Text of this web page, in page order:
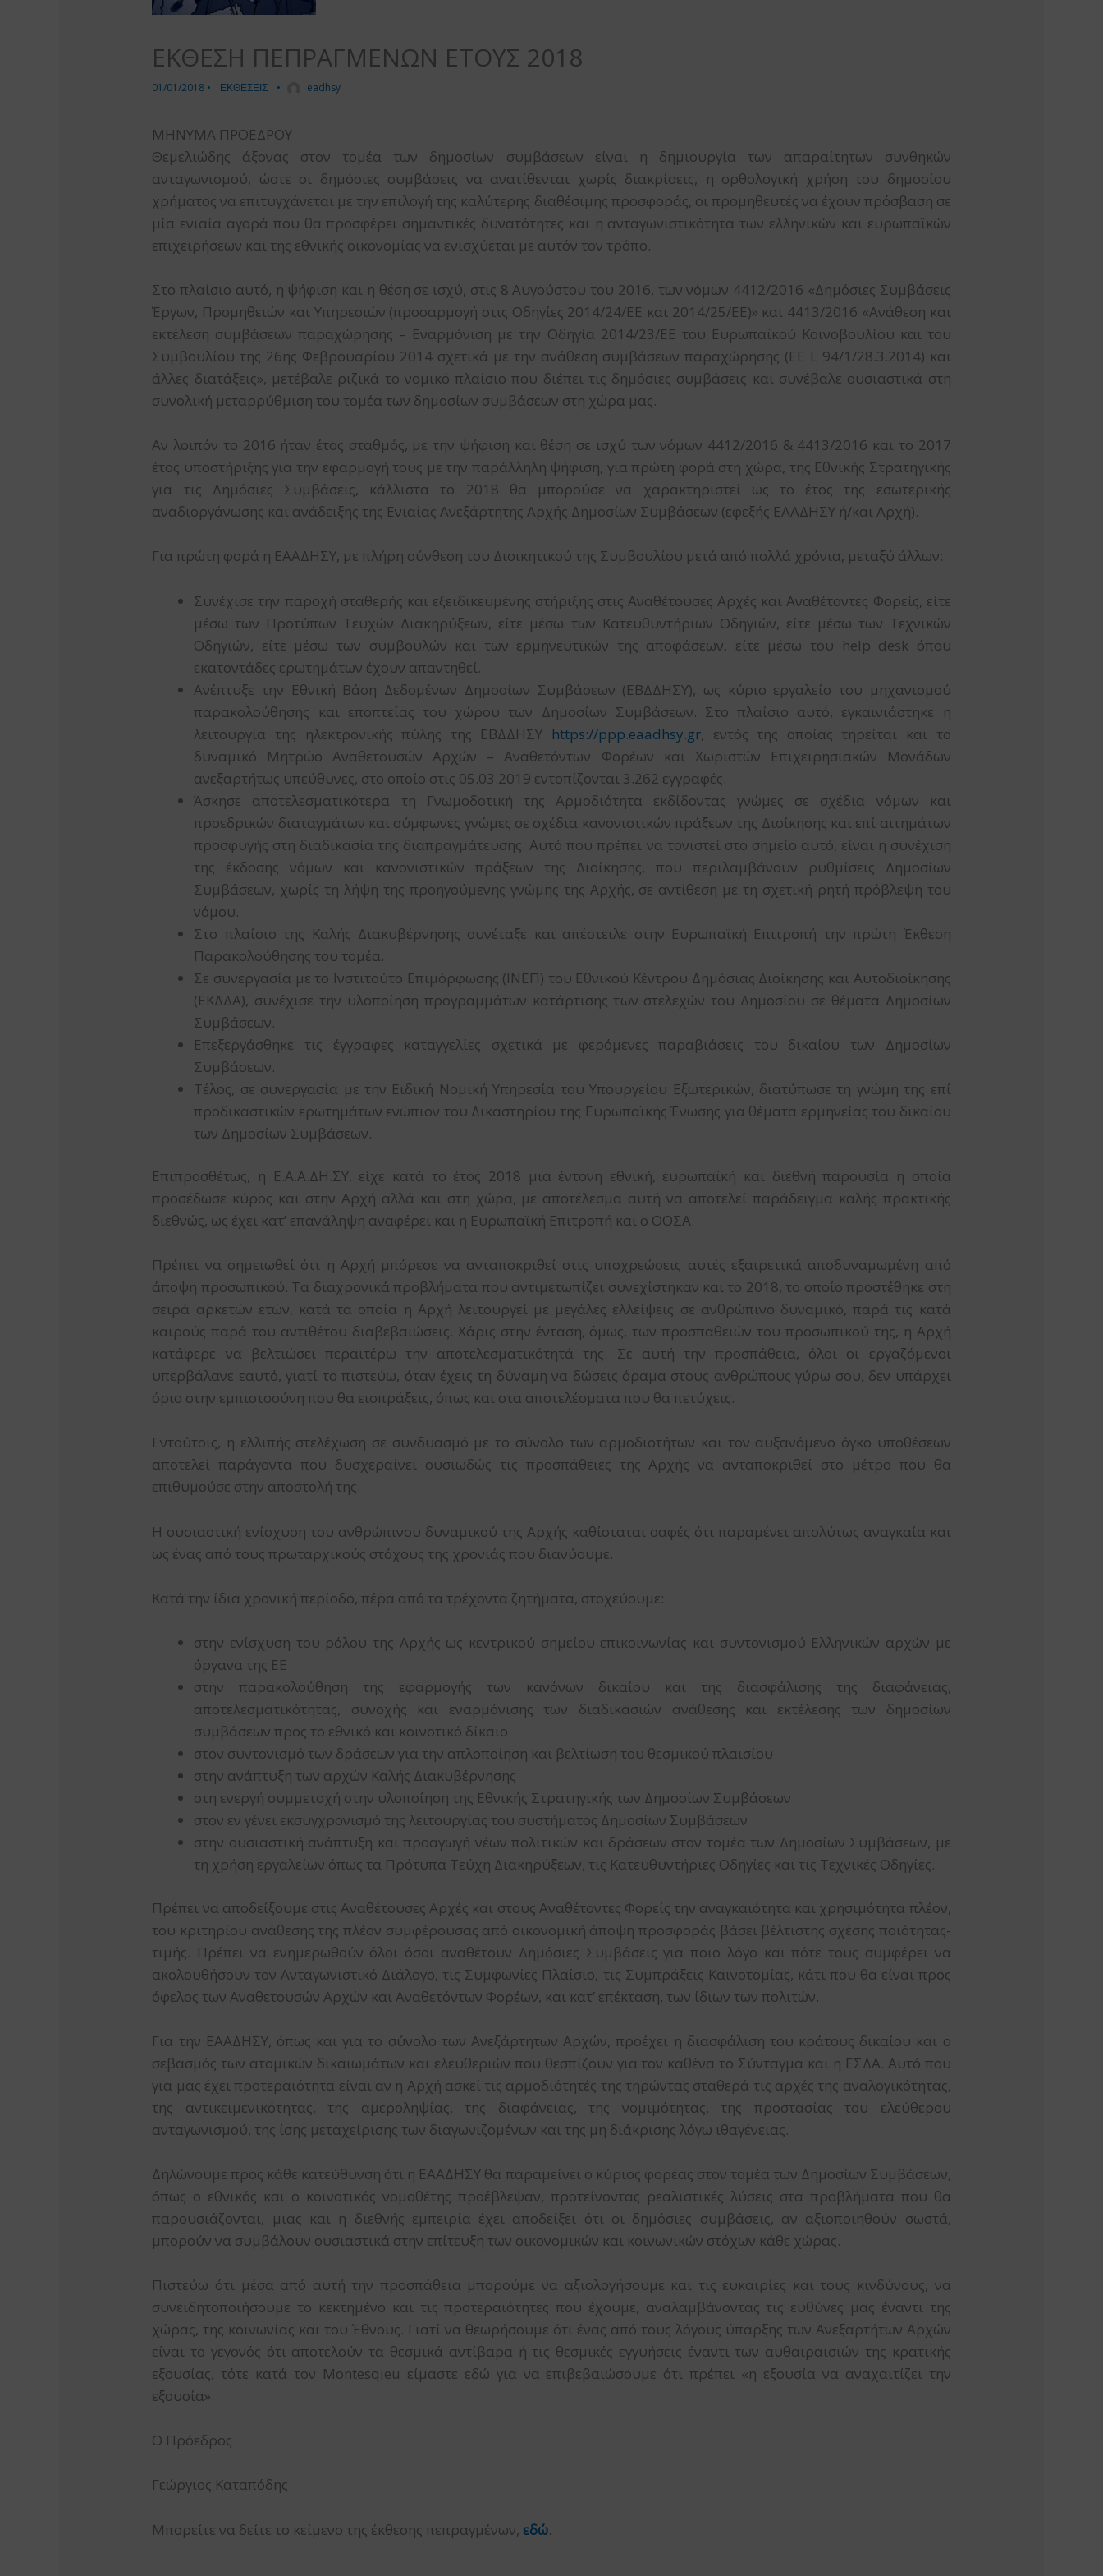
ΕΚΘΕΣΗ ΠΕΠΡΑΓΜΕΝΩΝ ΕΤΟΥΣ 2018
01/01/2018 • ΕΚΘΕΣΕΙΣ • eadhsy
ΜΗΝΥΜΑ ΠΡΟΕΔΡΟΥ
Θεμελιώδης άξονας στον τομέα των δημοσίων συμβάσεων είναι η δημιουργία των απαραίτητων συνθηκών
ανταγωνισμού, ώστε οι δημόσιες συμβάσεις να ανατίθενται χωρίς διακρίσεις, η ορθολογική χρήση του δημοσίου
χρήματος να επιτυγχάνεται με την επιλογή της καλύτερης διαθέσιμης προσφοράς, οι προμηθευτές να έχουν πρόσβαση σε
μία ενιαία αγορά που θα προσφέρει σημαντικές δυνατότητες και η ανταγωνιστικότητα των ελληνικών και ευρωπαϊκών
επιχειρήσεων και της εθνικής οικονομίας να ενισχύεται με αυτόν τον τρόπο.
Στο πλαίσιο αυτό, η ψήφιση και η θέση σε ισχύ, στις 8 Αυγούστου του 2016, των νόμων 4412/2016 «Δημόσιες Συμβάσεις
Έργων, Προμηθειών και Υπηρεσιών (προσαρμογή στις Οδηγίες 2014/24/ΕΕ και 2014/25/ΕΕ)» και 4413/2016 «Ανάθεση και
εκτέλεση συμβάσεων παραχώρησης – Εναρμόνιση με την Οδηγία 2014/23/ΕΕ του Ευρωπαϊκού Κοινοβουλίου και του
Συμβουλίου της 26ης Φεβρουαρίου 2014 σχετικά με την ανάθεση συμβάσεων παραχώρησης (EE L 94/1/28.3.2014) και
άλλες διατάξεις», μετέβαλε ριζικά το νομικό πλαίσιο που διέπει τις δημόσιες συμβάσεις και συνέβαλε ουσιαστικά στη
συνολική μεταρρύθμιση του τομέα των δημοσίων συμβάσεων στη χώρα μας.
Αν λοιπόν το 2016 ήταν έτος σταθμός, με την ψήφιση και θέση σε ισχύ των νόμων 4412/2016 & 4413/2016 και το 2017
έτος υποστήριξης για την εφαρμογή τους με την παράλληλη ψήφιση, για πρώτη φορά στη χώρα, της Εθνικής Στρατηγικής
για τις Δημόσιες Συμβάσεις, κάλλιστα το 2018 θα μπορούσε να χαρακτηριστεί ως το έτος της εσωτερικής
αναδιοργάνωσης και ανάδειξης της Ενιαίας Ανεξάρτητης Αρχής Δημοσίων Συμβάσεων (εφεξής ΕΑΑΔΗΣΥ ή/και Αρχή).
Για πρώτη φορά η ΕΑΑΔΗΣΥ, με πλήρη σύνθεση του Διοικητικού της Συμβουλίου μετά από πολλά χρόνια, μεταξύ άλλων:
Συνέχισε την παροχή σταθερής και εξειδικευμένης στήριξης στις Αναθέτουσες Αρχές και Αναθέτοντες Φορείς, είτε
μέσω των Προτύπων Τευχών Διακηρύξεων, είτε μέσω των Κατευθυντήριων Οδηγιών, είτε μέσω των Τεχνικών
Οδηγιών, είτε μέσω των συμβουλών και των ερμηνευτικών της αποφάσεων, είτε μέσω του help desk όπου
εκατοντάδες ερωτημάτων έχουν απαντηθεί.
Ανέπτυξε την Εθνική Βάση Δεδομένων Δημοσίων Συμβάσεων (ΕΒΔΔΗΣΥ), ως κύριο εργαλείο του μηχανισμού
παρακολούθησης και εποπτείας του χώρου των Δημοσίων Συμβάσεων. Στο πλαίσιο αυτό, εγκαινιάστηκε η
λειτουργία της ηλεκτρονικής πύλης της ΕΒΔΔΗΣΥ https://ppp.eaadhsy.gr, εντός της οποίας τηρείται και το
δυναμικό Μητρώο Αναθετουσών Αρχών – Αναθετόντων Φορέων και Χωριστών Επιχειρησιακών Μονάδων
ανεξαρτήτως υπεύθυνες, στο οποίο στις 05.03.2019 εντοπίζονται 3.262 εγγραφές.
Άσκησε αποτελεσματικότερα τη Γνωμοδοτική της Αρμοδιότητα εκδίδοντας γνώμες σε σχέδια νόμων και
προεδρικών διαταγμάτων και σύμφωνες γνώμες σε σχέδια κανονιστικών πράξεων της Διοίκησης και επί αιτημάτων
προσφυγής στη διαδικασία της διαπραγμάτευσης. Αυτό που πρέπει να τονιστεί στο σημείο αυτό, είναι η συνέχιση
της έκδοσης νόμων και κανονιστικών πράξεων της Διοίκησης, που περιλαμβάνουν ρυθμίσεις Δημοσίων
Συμβάσεων, χωρίς τη λήψη της προηγούμενης γνώμης της Αρχής, σε αντίθεση με τη σχετική ρητή πρόβλεψη του
νόμου.
Στο πλαίσιο της Καλής Διακυβέρνησης συνέταξε και απέστειλε στην Ευρωπαϊκή Επιτροπή την πρώτη Έκθεση
Παρακολούθησης του τομέα.
Σε συνεργασία με το Ινστιτούτο Επιμόρφωσης (ΙΝΕΠ) του Εθνικού Κέντρου Δημόσιας Διοίκησης και Αυτοδιοίκησης
(ΕΚΔΔΑ), συνέχισε την υλοποίηση προγραμμάτων κατάρτισης των στελεχών του Δημοσίου σε θέματα Δημοσίων
Συμβάσεων.
Επεξεργάσθηκε τις έγγραφες καταγγελίες σχετικά με φερόμενες παραβιάσεις του δικαίου των Δημοσίων
Συμβάσεων.
Τέλος, σε συνεργασία με την Ειδική Νομική Υπηρεσία του Υπουργείου Εξωτερικών, διατύπωσε τη γνώμη της επί
προδικαστικών ερωτημάτων ενώπιον του Δικαστηρίου της Ευρωπαϊκής Ένωσης για θέματα ερμηνείας του δικαίου
των Δημοσίων Συμβάσεων.
Επιπροσθέτως, η Ε.Α.Α.ΔΗ.ΣΥ. είχε κατά το έτος 2018 μια έντονη εθνική, ευρωπαϊκή και διεθνή παρουσία η οποία
προσέδωσε κύρος και στην Αρχή αλλά και στη χώρα, με αποτέλεσμα αυτή να αποτελεί παράδειγμα καλής πρακτικής
διεθνώς, ως έχει κατ’ επανάληψη αναφέρει και η Ευρωπαϊκή Επιτροπή και ο ΟΟΣΑ.
Πρέπει να σημειωθεί ότι η Αρχή μπόρεσε να ανταποκριθεί στις υποχρεώσεις αυτές εξαιρετικά αποδυναμωμένη από
άποψη προσωπικού. Τα διαχρονικά προβλήματα που αντιμετωπίζει συνεχίστηκαν και το 2018, το οποίο προστέθηκε στη
σειρά αρκετών ετών, κατά τα οποία η Αρχή λειτουργεί με μεγάλες ελλείψεις σε ανθρώπινο δυναμικό, παρά τις κατά
καιρούς παρά του αντιθέτου διαβεβαιώσεις. Χάρις στην ένταση, όμως, των προσπαθειών του προσωπικού της, η Αρχή
κατάφερε να βελτιώσει περαιτέρω την αποτελεσματικότητά της. Σε αυτή την προσπάθεια, όλοι οι εργαζόμενοι
υπερβάλανε εαυτό, γιατί το πιστεύω, όταν έχεις τη δύναμη να δώσεις όραμα στους ανθρώπους γύρω σου, δεν υπάρχει
όριο στην εμπιστοσύνη που θα εισπράξεις, όπως και στα αποτελέσματα που θα πετύχεις.
Εντούτοις, η ελλιπής στελέχωση σε συνδυασμό με το σύνολο των αρμοδιοτήτων και τον αυξανόμενο όγκο υποθέσεων
αποτελεί παράγοντα που δυσχεραίνει ουσιωδώς τις προσπάθειες της Αρχής να ανταποκριθεί στο μέτρο που θα
επιθυμούσε στην αποστολή της.
Η ουσιαστική ενίσχυση του ανθρώπινου δυναμικού της Αρχής καθίσταται σαφές ότι παραμένει απολύτως αναγκαία και
ως ένας από τους πρωταρχικούς στόχους της χρονιάς που διανύουμε.
Κατά την ίδια χρονική περίοδο, πέρα από τα τρέχοντα ζητήματα, στοχεύουμε:
στην ενίσχυση του ρόλου της Αρχής ως κεντρικού σημείου επικοινωνίας και συντονισμού Ελληνικών αρχών με
όργανα της ΕΕ
στην παρακολούθηση της εφαρμογής των κανόνων δικαίου και της διασφάλισης της διαφάνειας,
αποτελεσματικότητας, συνοχής και εναρμόνισης των διαδικασιών ανάθεσης και εκτέλεσης των δημοσίων
συμβάσεων προς το εθνικό και κοινοτικό δίκαιο
στον συντονισμό των δράσεων για την απλοποίηση και βελτίωση του θεσμικού πλαισίου
στην ανάπτυξη των αρχών Καλής Διακυβέρνησης
στη ενεργή συμμετοχή στην υλοποίηση της Εθνικής Στρατηγικής των Δημοσίων Συμβάσεων
στον εν γένει εκσυγχρονισμό της λειτουργίας του συστήματος Δημοσίων Συμβάσεων
στην ουσιαστική ανάπτυξη και προαγωγή νέων πολιτικών και δράσεων στον τομέα των Δημοσίων Συμβάσεων, με
τη χρήση εργαλείων όπως τα Πρότυπα Τεύχη Διακηρύξεων, τις Κατευθυντήριες Οδηγίες και τις Τεχνικές Οδηγίες.
Πρέπει να αποδείξουμε στις Αναθέτουσες Αρχές και στους Αναθέτοντες Φορείς την αναγκαιότητα και χρησιμότητα πλέον,
του κριτηρίου ανάθεσης της πλέον συμφέρουσας από οικονομική άποψη προσφοράς βάσει βέλτιστης σχέσης ποιότητας-
τιμής. Πρέπει να ενημερωθούν όλοι όσοι αναθέτουν Δημόσιες Συμβάσεις για ποιο λόγο και πότε τους συμφέρει να
ακολουθήσουν τον Ανταγωνιστικό Διάλογο, τις Συμφωνίες Πλαίσιο, τις Συμπράξεις Καινοτομίας, κάτι που θα είναι προς
όφελος των Αναθετουσών Αρχών και Αναθετόντων Φορέων, και κατ’ επέκταση, των ίδιων των πολιτών.
Για την ΕΑΑΔΗΣΥ, όπως και για το σύνολο των Ανεξάρτητων Αρχών, προέχει η διασφάλιση του κράτους δικαίου και ο
σεβασμός των ατομικών δικαιωμάτων και ελευθεριών που θεσπίζουν για τον καθένα το Σύνταγμα και η ΕΣΔΑ. Αυτό που
για μας έχει προτεραιότητα είναι αν η Αρχή ασκεί τις αρμοδιότητές της τηρώντας σταθερά τις αρχές της αναλογικότητας,
της αντικειμενικότητας, της αμεροληψίας, της διαφάνειας, της νομιμότητας, της προστασίας του ελεύθερου
ανταγωνισμού, της ίσης μεταχείρισης των διαγωνιζομένων και της μη διάκρισης λόγω ιθαγένειας.
Δηλώνουμε προς κάθε κατεύθυνση ότι η ΕΑΑΔΗΣΥ θα παραμείνει ο κύριος φορέας στον τομέα των Δημοσίων Συμβάσεων,
όπως ο εθνικός και ο κοινοτικός νομοθέτης προέβλεψαν, προτείνοντας ρεαλιστικές λύσεις στα προβλήματα που θα
παρουσιάζονται, μιας και η διεθνής εμπειρία έχει αποδείξει ότι οι δημόσιες συμβάσεις, αν αξιοποιηθούν σωστά,
μπορούν να συμβάλουν ουσιαστικά στην επίτευξη των οικονομικών και κοινωνικών στόχων κάθε χώρας.
Πιστεύω ότι μέσα από αυτή την προσπάθεια μπορούμε να αξιολογήσουμε και τις ευκαιρίες και τους κινδύνους, να
συνειδητοποιήσουμε το κεκτημένο και τις προτεραιότητες που έχουμε, αναλαμβάνοντας τις ευθύνες μας έναντι της
χώρας, της κοινωνίας και του Έθνους. Γιατί να θεωρήσουμε ότι ένας από τους λόγους ύπαρξης των Ανεξαρτήτων Αρχών
είναι το γεγονός ότι αποτελούν τα θεσμικά αντίβαρα ή τις θεσμικές εγγυήσεις έναντι των αυθαιραισιών της κρατικής
εξουσίας, τότε κατά τον Montesqieu είμαστε εδώ για να επιβεβαιώσουμε ότι πρέπει «η εξουσία να αναχαιτίζει την
εξουσία».
Ο Πρόεδρος
Γεώργιος Καταπόδης
Μπορείτε να δείτε το κείμενο της έκθεσης πεπραγμένων, εδώ.